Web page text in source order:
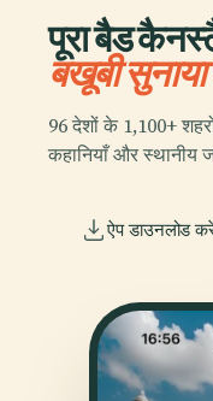
पूरा बैड
बखूबी
96 देशों के 1,100+
कहानियाँ और
ऐप डाउनलोड